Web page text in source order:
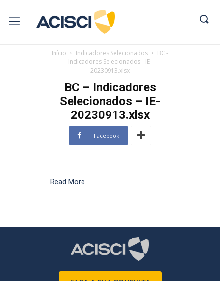
Início Indicadores Selecionados
BC -
Indicadores Selecionados - IE-
20230913.xlsx
BC – Indicadores
Selecionados – IE-
20230913.xlsx
Facebook
Read More